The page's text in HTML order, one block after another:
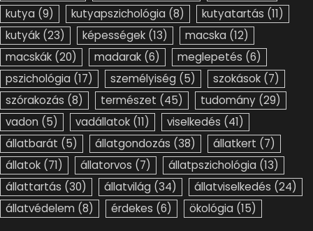
kutya (9) kutyapszichológia (8) kutyatartás (11)
kutyák (23) képességek (13) macska (12)
macskák (20) madarak (6) meglepetés (6)
pszichológia (17) személyiség (5) szokások (7)
szórakozás (8) természet (45) tudomány (29)
vadon (5) vadállatok (11) viselkedés (41)
állatbarát (5) állatgondozás (38) állatkert (7)
állatok (71) állatorvos (7) állatpszichológia (13)
állattartás (30) állatvilág (34) állatviselkedés (24)
állatvédelem (8) érdekes (6) ökológia (15)